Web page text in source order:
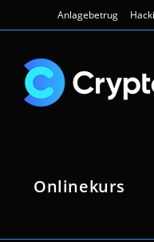
Inhalt
Anlagebetrug
Onlinekurs